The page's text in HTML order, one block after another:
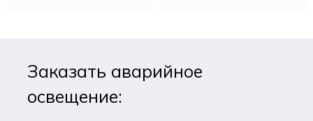
часов.
Заказать аварийное
освещение: